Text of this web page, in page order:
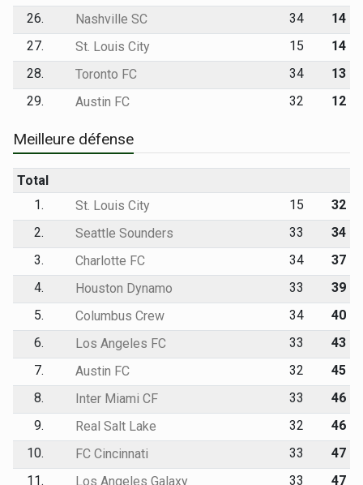
26.
Nashville SC 34
14
27.
St. Louis City 15
14
28.
Toronto FC 34
13
29.
Austin FC 32 12
Meilleure défense
Total
1.
St. Louis City 15
32
2.
Seattle Sounders 33
34
3.
Charlotte FC 34
37
4.
Houston Dynamo 33
39
5.
Columbus Crew 34
40
6.
Los Angeles FC 33
43
7.
Austin FC 32
45
8.
Inter Miami CF 33
46
9.
Real Salt Lake 32
46
10.
FC Cincinnati 33
47
11.
Los Angeles Galaxy 33
47